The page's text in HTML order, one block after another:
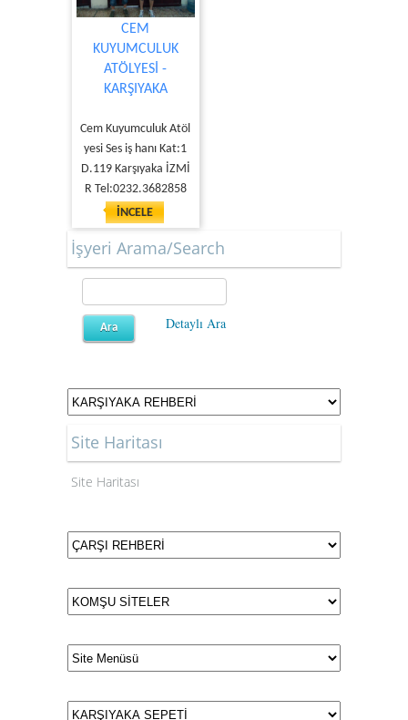
CEM
KUYUMCULUK
ATÖLYESİ -
KARŞIYAKA
Cem Kuyumculuk Atöl
yesi Ses iş hanı Kat:1
D.119 Karşıyaka İZMİ
R Tel:0232.3682858
İNCELE
İşyeri Arama/Search
Detaylı Ara
Site Haritası
Site Haritası